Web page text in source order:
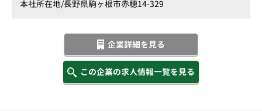
本社所在地/長野県駒ヶ根市赤穂14-329
企業詳細を見る
この企業の求人情報一覧を見る